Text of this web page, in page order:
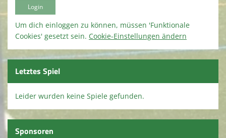
Kindeswohl / Jugendschutz
Um dich einloggen zu können, müssen 'Funktionale
Cookies' gesetzt sein. Cookie-Einstellungen ändern
Letztes Spiel
Leider wurden keine Spiele gefunden.
Sponsoren